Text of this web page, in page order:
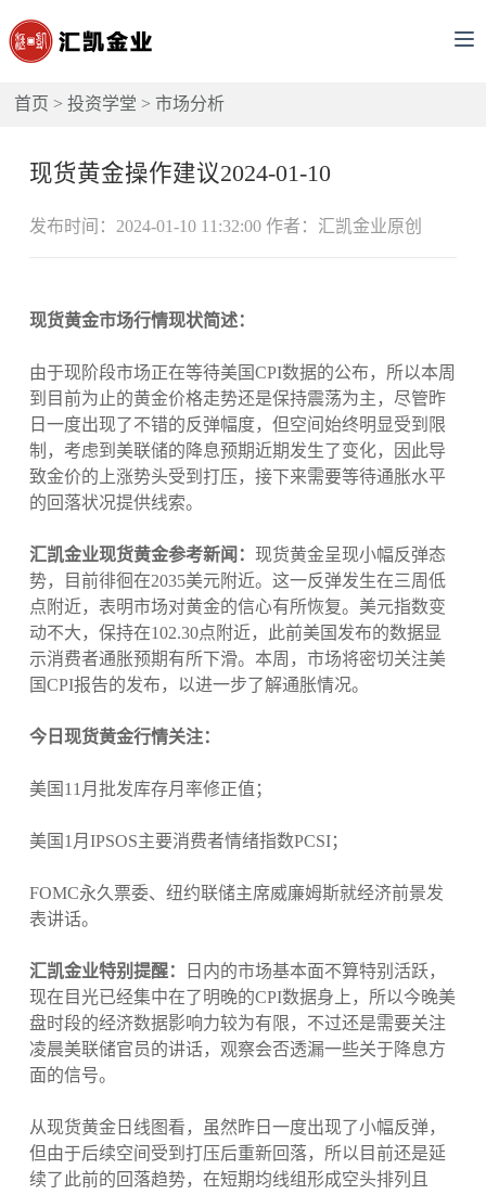
首页 >投资学堂 >市场分析
现货黄金操作建议2024-01-10
发布时间：2024-01-10 11:32:00 作者：汇凯金业原创
现货黄金市场行情现状简述：
由于现阶段市场正在等待美国CPI数据的公布，所以本周
到目前为止的黄金价格走势还是保持震荡为主，尽管昨
日一度出现了不错的反弹幅度，但空间始终明显受到限
制，考虑到美联储的降息预期近期发生了变化，因此导
致金价的上涨势头受到打压，接下来需要等待通胀水平
的回落状况提供线索。
汇凯金业现货黄金参考新闻： 现货黄金呈现小幅反弹态
势，目前徘徊在2035美元附近。这一反弹发生在三周低
点附近，表明市场对黄金的信心有所恢复。美元指数变
动不大，保持在102.30点附近，此前美国发布的数据显
示消费者通胀预期有所下滑。本周，市场将密切关注美
国CPI报告的发布，以进一步了解通胀情况。
今日现货黄金行情关注：
美国11月批发库存月率修正值；
美国1月IPSOS主要消费者情绪指数PCSI；
FOMC永久票委、纽约联储主席威廉姆斯就经济前景发
表讲话。
汇凯金业特别提醒：
日内的市场基本面不算特别活跃，
现在目光已经集中在了明晚的CPI数据身上，所以今晚美
盘时段的经济数据影响力较为有限，不过还是需要关注
凌晨美联储官员的讲话，观察会否透漏一些关于降息方
面的信号。
从现货黄金日线图看，虽然昨日一度出现了小幅反弹，
但由于后续空间受到打压后重新回落，所以目前还是延
续了此前的回落趋势，在短期均线组形成空头排列且